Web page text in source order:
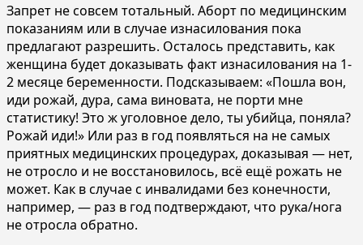
Запрет не совсем тотальный. Аборт по медицинским
показаниям или в случае изнасилования пока
предлагают разрешить. Осталось представить, как
женщина будет доказывать факт изнасилования на 1-
2 месяце беременности. Подсказываем: «Пошла вон,
иди рожай, дура, сама виновата, не порти мне
статистику! Это ж уголовное дело, ты убийца, поняла?
Рожай иди!» Или раз в год появляться на не самых
приятных медицинских процедурах, доказывая — нет,
не отросло и не восстановилось, всё ещё рожать не
может. Как в случае с инвалидами без конечности,
например, — раз в год подтверждают, что рука/нога
не отросла обратно.